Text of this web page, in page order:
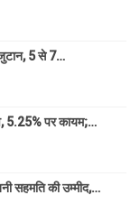
जुटान, 5 से 7…
5.25% पर कायम;…
सहमति की उम्मीद,…